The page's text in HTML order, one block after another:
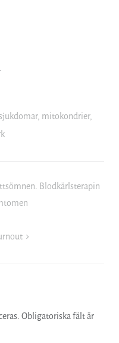
, mitokondrier,
Blodkärlsterapin
Obligatoriska fält är